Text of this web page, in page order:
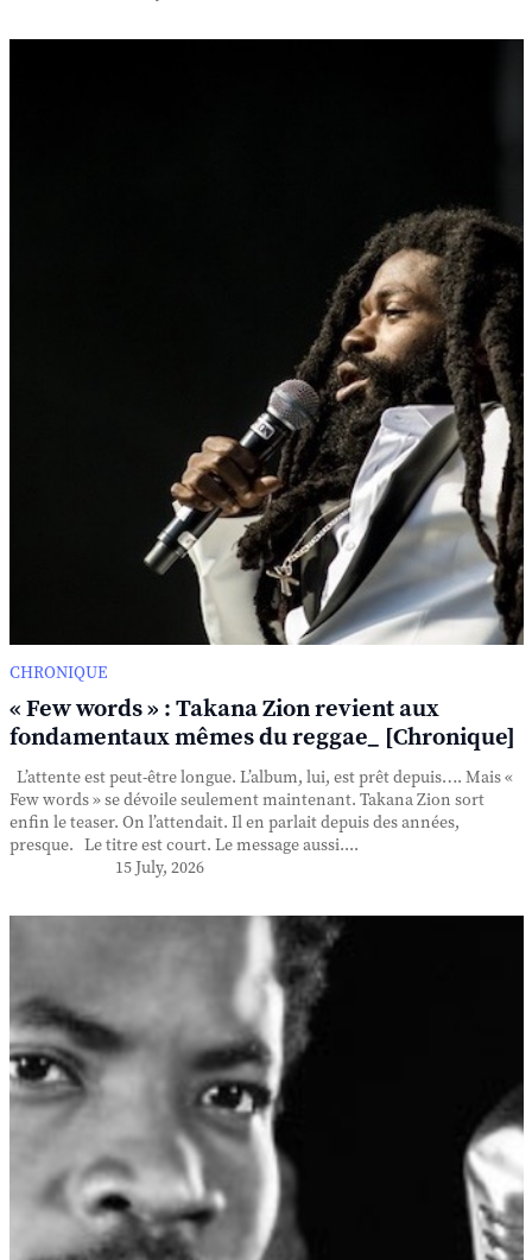
CHRONIQUE
« Few words » : Takana Zion revient aux
fondamentaux mêmes du reggae_ [Chronique]
L’attente est peut-être longue. L’album, lui, est prêt depuis…. Mais «
Few words » se dévoile seulement maintenant. Takana Zion sort
enfin le teaser. On l’attendait. Il en parlait depuis des années,
presque. Le titre est court. Le message aussi....
15 July, 2026